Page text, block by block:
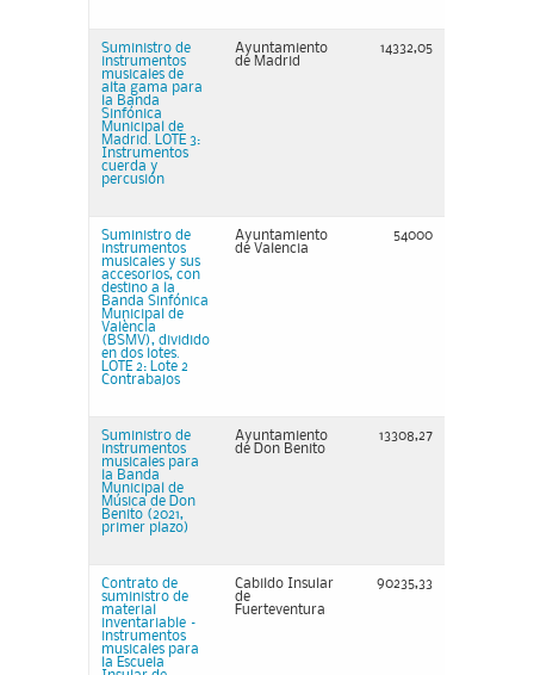
Suministro de
instrumentos
musicales de
alta gama para
la Banda
Sinfónica
Municipal de
Madrid. LOTE 3:
Instrumentos
cuerda y
percusión
Ayuntamiento
de Madrid
14332,05
Suministro de
instrumentos
musicales y sus
accesorios, con
destino a la
Banda Sinfónica
Municipal de
València
(BSMV), dividido
en dos lotes.
LOTE 2: Lote 2
Contrabajos
Ayuntamiento
de Valencia
54000
Suministro de
instrumentos
musicales para
la Banda
Municipal de
Música de Don
Benito (2021,
primer plazo)
Ayuntamiento
de Don Benito
13308,27
Contrato de
suministro de
material
inventariable –
instrumentos
musicales para
la Escuela
Cabildo Insular
de
Fuerteventura
90235,33